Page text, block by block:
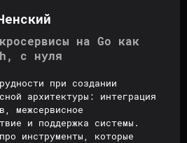
на Go как
с нуля
при создании
архитектуры: интеграция
межсервисное
и поддержка системы.
инструменты, которые